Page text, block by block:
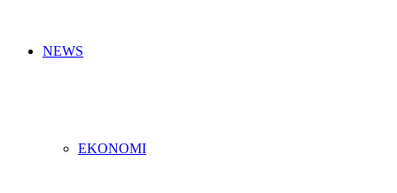
NEWS
EKONOMI